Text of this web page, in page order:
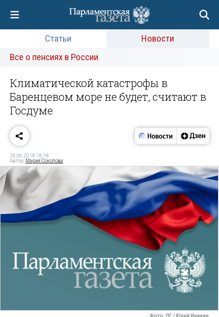
Статьи
Новости
Все о пенсиях в России
Климатической катастрофы в
Баренцевом море не будет, считают в
Госдуме
28.06.2018 18:18
Автор: Мария Соколова